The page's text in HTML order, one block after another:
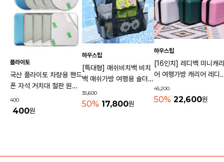
플라이토
국산 플라이토 차량용 핸드
폰 자석 거치대 철판 원형
사각 40mm
400
400원
하우스팁
[특대형] 매쉬비치백 비치
백 매쉬가방 여행용 숄더백
물놀이가방 수영가방 물빠
지는가방
35,600
50% 17,800원
하우스팁
[16인치] 레디백 미니캐리
어 여행가방 캐리어 레디
기내용가방
45,200
50% 22,600원